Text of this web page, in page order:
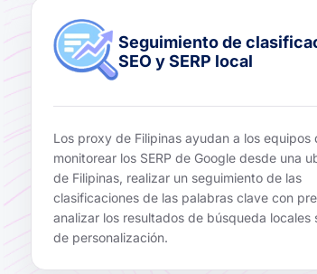
Seguimiento de
SEO y SERP local
Los proxy de Filipinas ayudan a los equipos
monitorear los SERP de Google desde una
de Filipinas, realizar un seguimiento de las
clasificaciones de las palabras clave con
analizar los resultados de búsqueda locales
de personalización.